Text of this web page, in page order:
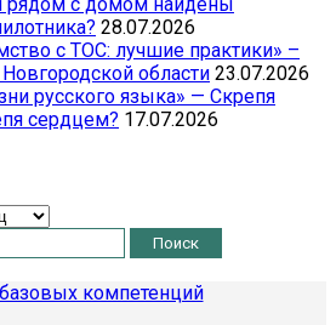
рядом с домом найдены
28.07.2026
с ТОС: лучшие практики» –
области 23.07.2026
русского языка» — Скрепя
сердцем? 17.07.2026
компетенций